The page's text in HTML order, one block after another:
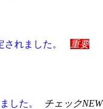
されました。 重要
した。 チェックNEW